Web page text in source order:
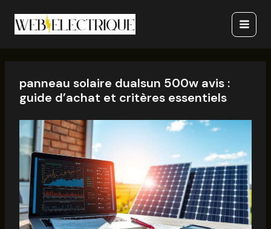
contenu
Main
Menu
panneau solaire dualsun 500w avis :
guide d’achat et critères essentiels